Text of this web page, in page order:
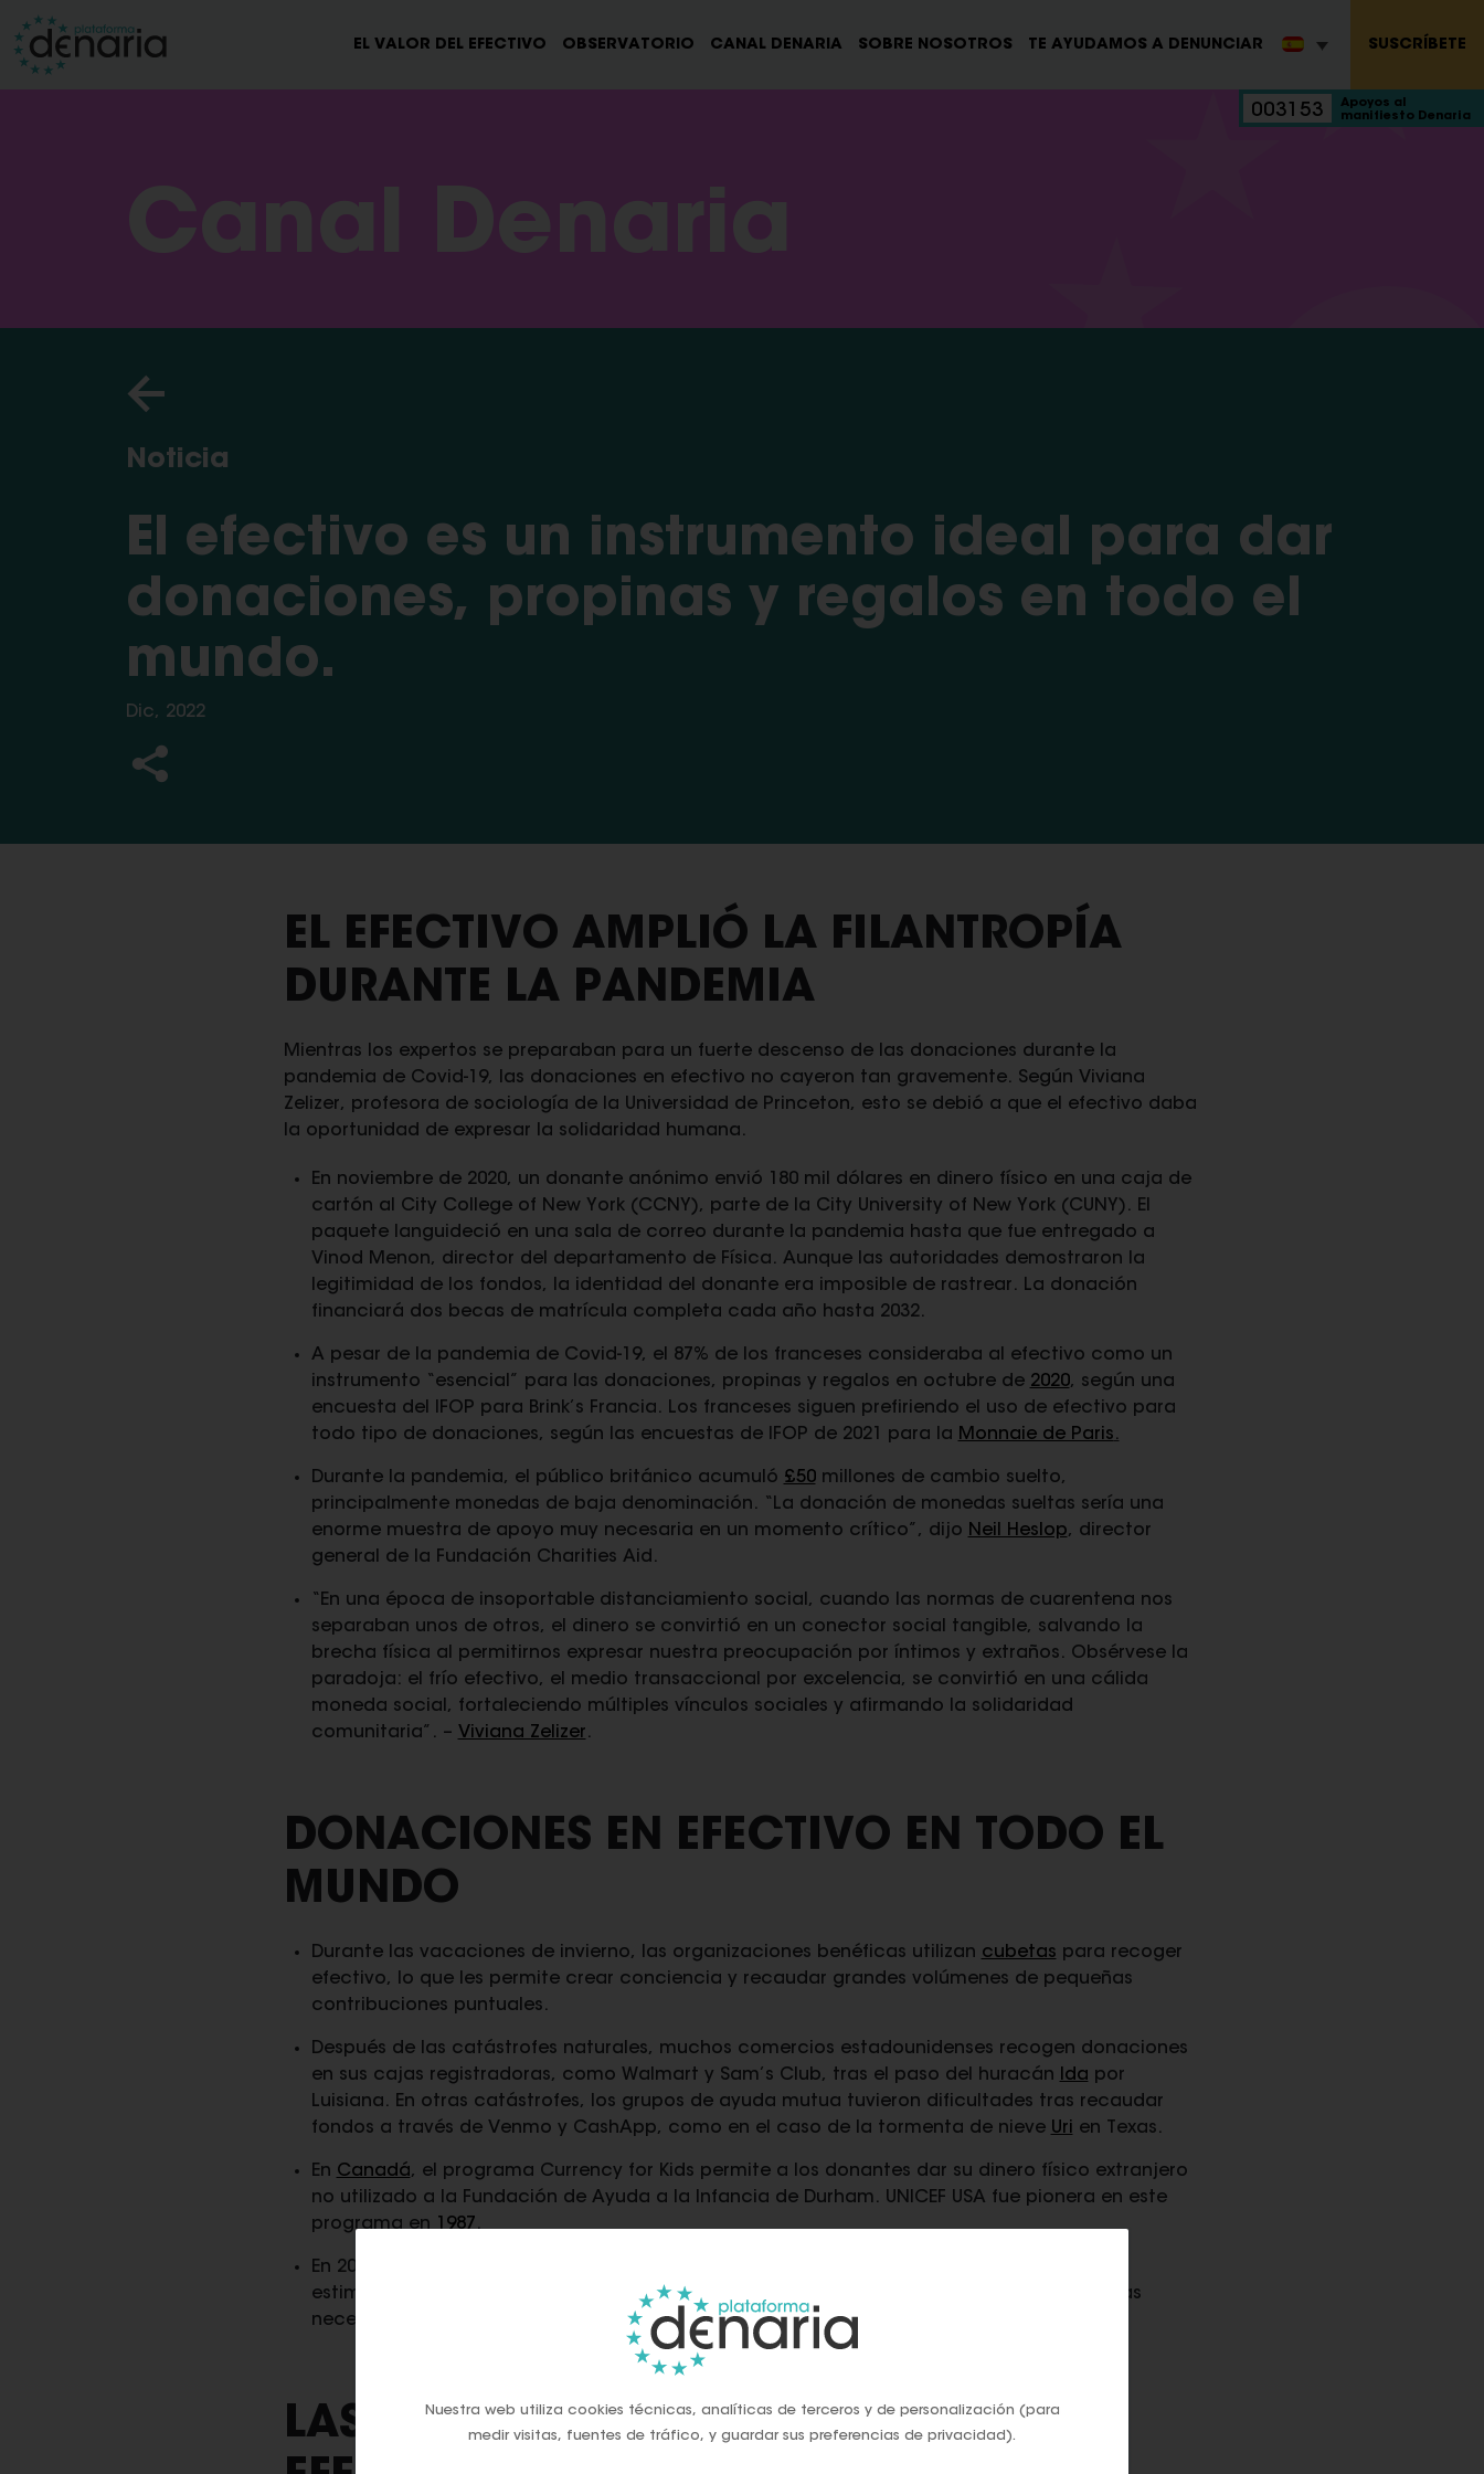
EL VALOR DEL EFECTIVO OBSERVATORIO CANAL DENARIA SOBRE NOSOTROS TE AYUDAMOS A DENUNCIAR SUSCRÍBETE
003153
Apoyos al
manifiesto Denaria
Canal Denaria
Noticia
El efectivo es un instrumento ideal para dar
donaciones, propinas y regalos en todo el
mundo.
Dic, 2022
EL EFECTIVO AMPLIÓ LA FILANTROPÍA
DURANTE LA PANDEMIA
Mientras los expertos se preparaban para un fuerte descenso de las donaciones durante la
pandemia de Covid-19, las donaciones en efectivo no cayeron tan gravemente. Según Viviana
Zelizer, profesora de sociología de la Universidad de Princeton, esto se debió a que el efectivo daba
la oportunidad de expresar la solidaridad humana.
En noviembre de 2020, un donante anónimo envió 180 mil dólares en dinero físico en una caja de
cartón al City College of New York (CCNY), parte de la City University of New York (CUNY). El
paquete languideció en una sala de correo durante la pandemia hasta que fue entregado a
Vinod Menon, director del departamento de Física. Aunque las autoridades demostraron la
legitimidad de los fondos, la identidad del donante era imposible de rastrear. La donación
financiará dos becas de matrícula completa cada año hasta 2032.
A pesar de la pandemia de Covid-19, el 87% de los franceses consideraba al efectivo como un
instrumento “esencial” para las donaciones, propinas y regalos en octubre de 2020, según una
encuesta del IFOP para Brink’s Francia. Los franceses siguen prefiriendo el uso de efectivo para
todo tipo de donaciones, según las encuestas de IFOP de 2021 para la Monnaie de Paris.
Durante la pandemia, el público británico acumuló £50millones de cambio suelto,
principalmente monedas de baja denominación. “La donación de monedas sueltas sería una
enorme muestra de apoyo muy necesaria en un momento crítico”, dijo Neil Heslop, director
general de la Fundación Charities Aid.
“En una época de insoportable distanciamiento social, cuando las normas de cuarentena nos
separaban unos de otros, el dinero se convirtió en un conector social tangible, salvando la
brecha física al permitirnos expresar nuestra preocupación por íntimos y extraños. Obsérvese la
paradoja: el frío efectivo, el medio transaccional por excelencia, se convirtió en una cálida
moneda social, fortaleciendo múltiples vínculos sociales y afirmando la solidaridad
comunitaria”. – Viviana Zelizer.
DONACIONES EN EFECTIVO EN TODO EL
MUNDO
Durante las vacaciones de invierno, las organizaciones benéficas utilizan cubetas para recoger
efectivo, lo que les permite crear conciencia y recaudar grandes volúmenes de pequeñas
contribuciones puntuales.
Después de las catástrofes naturales, muchos comercios estadounidenses recogen donaciones
en sus cajas registradoras, como Walmart y Sam’s Club, tras el paso del huracán
Ida por
Luisiana. En otras catástrofes, los grupos de ayuda mutua tuvieron dificultades tras recaudar
fondos a través de Venmo y CashApp, como en el caso de la tormenta de nieve Uri en Texas.
En Canadá, el programa Currency for Kids permite a los donantes dar su dinero físico extranjero
no utilizado a la Fundación de Ayuda a la Infancia de Durham. UNICEF USA fue pionera en este
programa en
1987.
En 2020, la Real Casa de la Moneda de Australia lanzó las monedas
estimular las donaciones a organizaciones benéficas, empresas en dificultades o personas
necesitadas.
LAS PROPINAS Y LOS REGALOS EN
Nuestra web utiliza cookies técnicas, analíticas de terceros y de personalización (para
medir visitas, fuentes de tráfico, y guardar sus preferencias de privacidad).